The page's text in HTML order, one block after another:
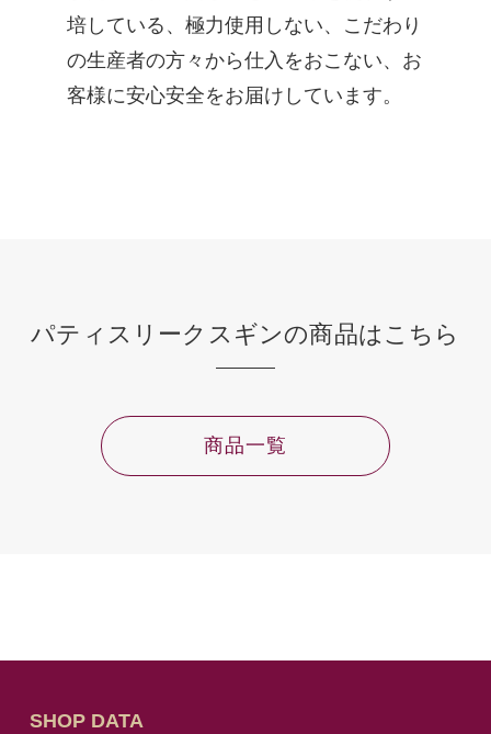
培している、極力使用しない、こだわり
の生産者の方々から仕入をおこない、お
客様に安心安全をお届けしています。
パティスリークスギンの商品はこちら
商品一覧
SHOP DATA